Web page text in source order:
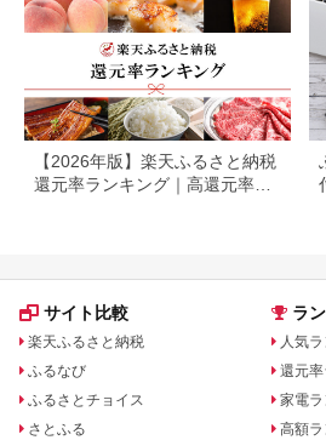
【2026年版】楽天ふるさと納税
還元率ランキング｜高還元率返
サイト比較
楽天ふるさと納税
ふるなび
ふるさとチョイス
さとふる
ラ
人気
還元
家電
高額